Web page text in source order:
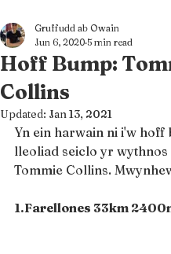
Hoff Bump:
Collins
Gruffudd ab Owain
Jun 6, 2020 5 min read
Updated: Jan 13, 2021
Yn ein harwain ni i'w hoff
lleoliad seiclo yr wythnos
Tommie Collins.
1.Farellones 33km